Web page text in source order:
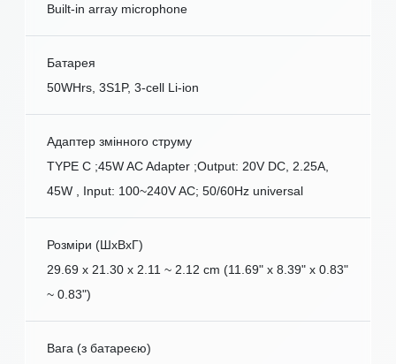
Built-in array microphone
Батарея
50WHrs, 3S1P, 3-cell Li-ion
Адаптер змінного струму
TYPE C ;45W AC Adapter ;Output: 20V DC, 2.25A,
45W , Input: 100~240V AC; 50/60Hz universal
Розміри (ШxВxГ)
29.69 x 21.30 x 2.11 ~ 2.12 cm (11.69" x 8.39" x 0.83"
~ 0.83")
Вага (з батареєю)